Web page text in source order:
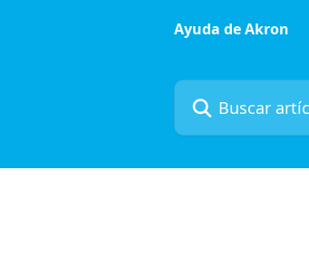
Ayuda de Akron
Buscar artículos...